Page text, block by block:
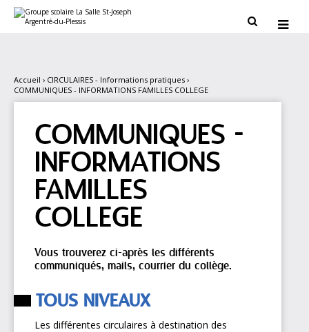
contenu.
personnels
 
Accueil › CIRCULAIRES - Informations pratiques ›
COMMUNIQUES - INFORMATIONS FAMILLES COLLEGE
COMMUNIQUES -
INFORMATIONS
FAMILLES
COLLEGE
Vous trouverez ci-après les différents
communiqués, mails, courrier du collège.
TOUS NIVEAUX
Les différentes circulaires à destination des